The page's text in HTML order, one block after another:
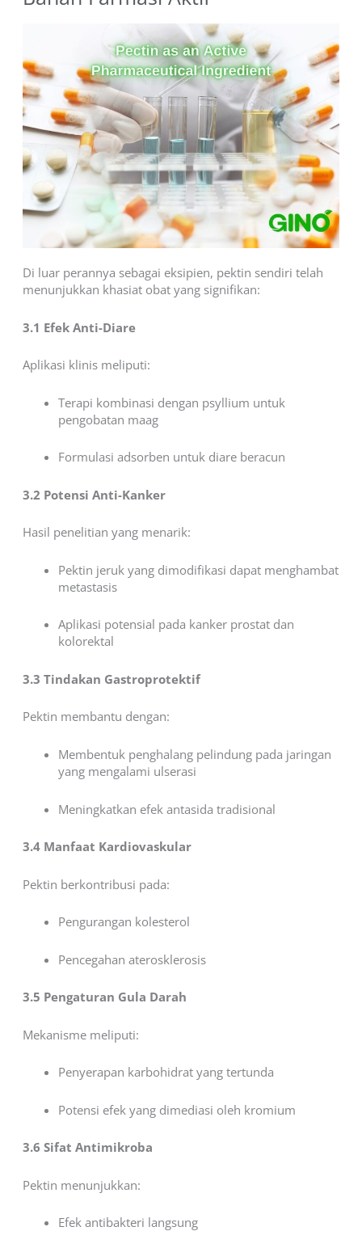
Di luar perannya sebagai eksipien, pektin sendiri telah
menunjukkan khasiat obat yang signifikan:
3.1 Efek Anti-Diare
Aplikasi klinis meliputi:
Terapi kombinasi dengan psyllium untuk
pengobatan maag
Formulasi adsorben untuk diare beracun
3.2 Potensi Anti-Kanker
Hasil penelitian yang menarik:
Pektin jeruk yang dimodifikasi dapat menghambat
metastasis
Aplikasi potensial pada kanker prostat dan
kolorektal
3.3 Tindakan Gastroprotektif
Pektin membantu dengan:
Membentuk penghalang pelindung pada jaringan
yang mengalami ulserasi
Meningkatkan efek antasida tradisional
3.4 Manfaat Kardiovaskular
Pektin berkontribusi pada:
Pengurangan kolesterol
Pencegahan aterosklerosis
3.5 Pengaturan Gula Darah
Mekanisme meliputi:
Penyerapan karbohidrat yang tertunda
Potensi efek yang dimediasi oleh kromium
3.6 Sifat Antimikroba
Pektin menunjukkan:
Efek antibakteri langsung